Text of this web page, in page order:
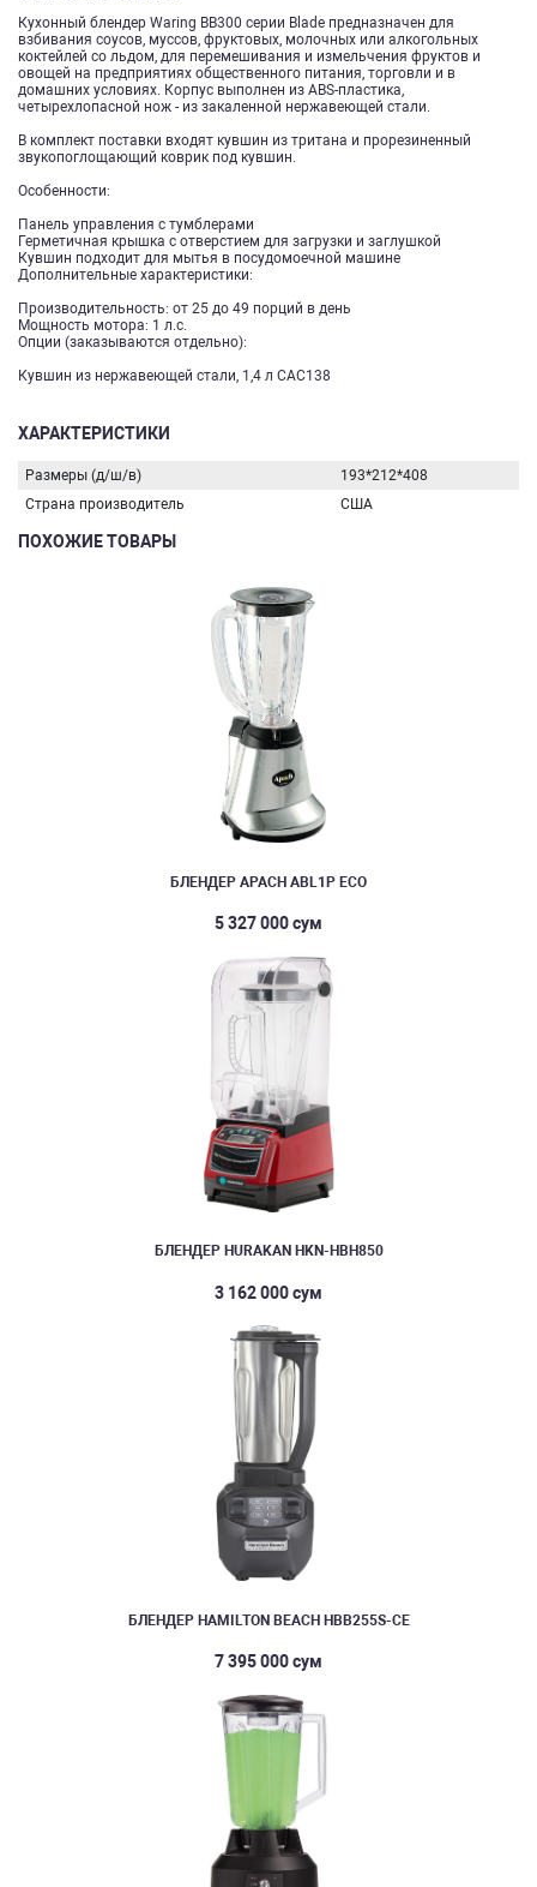
Кухонный блендер Waring BB300 серии Blade предназначен для
взбивания соусов, муссов, фруктовых, молочных или алкогольных
коктейлей со льдом, для перемешивания и измельчения фруктов и
овощей на предприятиях общественного питания, торговли и в
домашних условиях. Корпус выполнен из ABS-пластика,
четырехлопасной нож - из закаленной нержавеющей стали.
В комплект поставки входят кувшин из тритана и прорезиненный
звукопоглощающий коврик под кувшин.
Особенности:
Панель управления с тумблерами
Герметичная крышка с отверстием для загрузки и заглушкой
Кувшин подходит для мытья в посудомоечной машине
Дополнительные характеристики:
Производительность: от 25 до 49 порций в день
Мощность мотора: 1 л.с.
Опции (заказываются отдельно):
Кувшин из нержавеющей стали, 1,4 л CAC138
ХАРАКТЕРИСТИКИ
Размеры (д/ш/в)
193*212*408
Страна производитель
США
ПОХОЖИЕ ТОВАРЫ
БЛЕНДЕР APACH ABL1P ECO
5 327 000 сум
БЛЕНДЕР HURAKAN HKN-HBH850
3 162 000 сум
БЛЕНДЕР HAMILTON BEACH HBB255S-CE
7 395 000 сум